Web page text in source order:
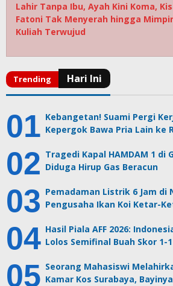
Lahir Tanpa Ibu, Ayah Kini Koma,
Fatoni Tak Menyerah hingga
Kuliah Terwujud
Kebangetan! Suami Pergi
Kepergok Bawa Pria Lain ke
Tragedi Kapal HAMDAM 1 di
Diduga Hirup Gas Beracun
Pemadaman Listrik 6 Jam di
Pengusaha Ikan Koi Ketar-
Hasil Piala AFF 2026:
Lolos Semifinal Buah Skor 1-1
Seorang Mahasiswi
Kamar Kos Surabaya,